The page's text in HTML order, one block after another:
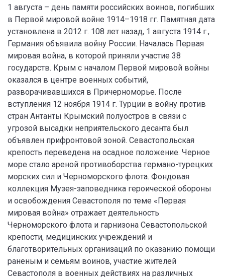
1 августа – день памяти российских воинов, погибших
в Первой мировой войне 1914–1918 гг. Памятная дата
установлена в 2012 г. 108 лет назад, 1 августа 1914 г.,
Германия объявила войну России. Началась Первая
мировая война, в которой приняли участие 38
государств. Крым с началом Первой мировой войны
оказался в центре военных событий,
разворачивавшихся в Причерноморье. После
вступления 12 ноября 1914 г. Турции в войну против
стран Антанты Крымский полуостров в связи с
угрозой высадки неприятельского десанта был
объявлен прифронтовой зоной. Севастопольская
крепость переведена на осадное положение. Черное
море стало ареной противоборства германо-турецких
морских сил и Черноморского флота. Фондовая
коллекция Музея-заповедника героической обороны
и освобождения Севастополя по теме «Первая
мировая война» отражает деятельность
Черноморского флота и гарнизона Севастопольской
крепости, медицинских учреждений и
благотворительных организаций по оказанию помощи
раненым и семьям воинов, участие жителей
Севастополя в военных действиях на различных